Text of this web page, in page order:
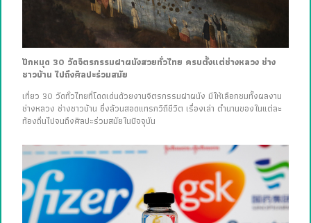
ปักหมุด 30 วัดจิตรกรรมฝาผนังสวยทั่วไทย ครบตั้งแต่ช่างหลวง ช่าง
ชาวบ้าน ไปถึงศิลปะร่วมสมัย
เที่ยว 30 วัดทั่วไทยที่โดดเด่นด้วยงานจิตรกรรมฝาผนัง มีให้เลือกชมทั้งผลงาน
ช่างหลวง ช่างชาวบ้าน ซึ่งล้วนสอดแทรกวิถีชีวิต เรื่องเล่า ตำนานของในแต่ละ
ท้องถิ่นไปจนถึงศิลปะร่วมสมัยในปัจจุบัน